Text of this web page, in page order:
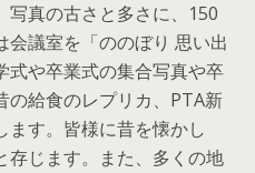
写真の古さと多さに、150
議室を「ののぼり 思い出
式や卒業式の集合写真や卒
の給食のレプリカ、PTA新
ます。皆様に昔を懐かし
存じます。また、多くの地